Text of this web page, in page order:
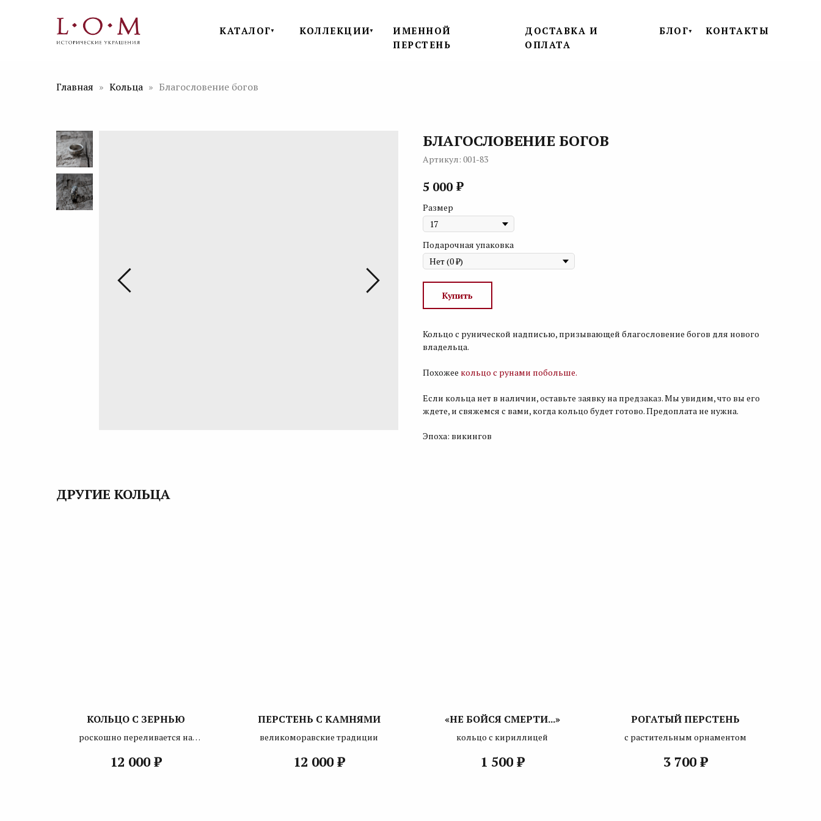
БЛОГ
ДОСТАВКА И
ОПЛАТА
КОНТАКТЫ
КАТАЛОГ▼ ▼
КОЛЛЕКЦИИ▼
ИМЕННОЙ
ПЕРСТЕНЬ
Главная Кольца Благословение богов
БЛАГОСЛОВЕНИЕ БОГОВ
Артикул: 001-83
5 000 ₽
Размер
Подарочная упаковка
Купить
Кольцо с рунической надписью, призывающей благословение богов для нового
владельца.
Похожее кольцо с рунами побольше.
Если кольца нет в наличии, оставьте заявку на предзаказ. Мы увидим, что вы его
ждете, и свяжемся с вами, когда кольцо будет готово. Предоплата не нужна.
Эпоха: викингов
ДРУГИЕ КОЛЬЦА
КОЛЬЦО С ЗЕРНЬЮ
роскошно переливается на
12 000 ₽
ПЕРСТЕНЬ С КАМНЯМИ
великоморавские традиции
12 000 ₽
«НЕ БОЙСЯ СМЕРТИ...»
кольцо с кириллицей
1 500 ₽
РОГАТЫЙ ПЕРСТЕНЬ
с растительным орнаментом
3 700 ₽